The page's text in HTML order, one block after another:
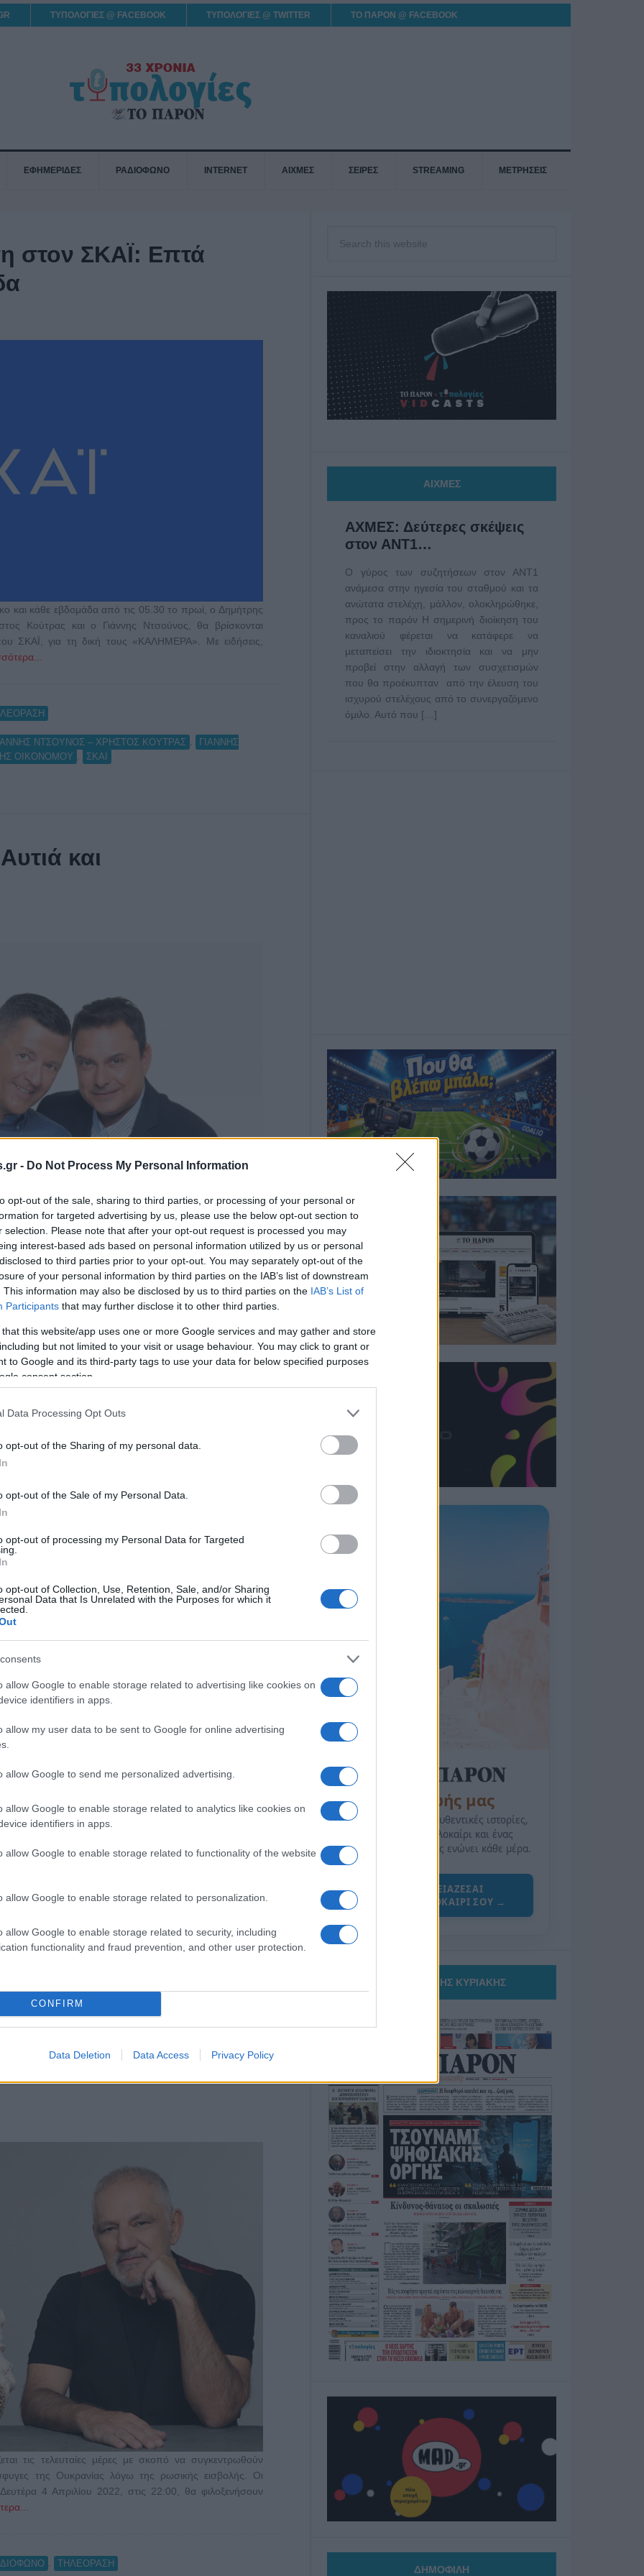
- Do Not Process My Personal Information
opt-out of the sale, sharing to third parties, or processing of your personal or
for targeted advertising by us, please use the below opt-out section to
selection. Please note that after your opt-out request is processed you may
interest-based ads based on personal information utilized by us or personal
to third parties prior to your opt-out. You may separately opt-out of the
of your personal information by third parties on the IAB’s list of downstream
This information may also be disclosed by us to third parties on the IAB’s List of
Participants that may further disclose it to other third parties.
that this website/app uses one or more Google services and may gather and store
but not limited to your visit or usage behaviour. You may click to grant or
to Google and its third-party tags to use your data for below specified purposes
consent section.
Data Processing Opt Outs
opt-out of the Sharing of my personal data.
opt-out of the Sale of my Personal Data.
opt-out of processing my Personal Data for Targeted
opt-out of Collection, Use, Retention, Sale, and/or Sharing
Data that Is Unrelated with the Purposes for which it
allow Google to enable storage related to advertising like cookies on
identifiers in apps.
allow my user data to be sent to Google for online advertising
allow Google to send me personalized advertising.
allow Google to enable storage related to analytics like cookies on
identifiers in apps.
allow Google to enable storage related to functionality of the website
allow Google to enable storage related to personalization.
allow Google to enable storage related to security, including
functionality and fraud prevention, and other user protection.
CONFIRM
Data Deletion Data Access Privacy Policy
ΤΥΠΟΛΟΓΙΕΣ @ FACEBOOK ΤΥΠΟΛΟΓΙΕΣ @ TWITTER ΤΟ ΠΑΡΟΝ @ FACEBOOK
ΕΦΗΜΕΡΙΔΕΣ ΡΑΔΙΟΦΩΝΟ INTERNET ΑΙΧΜΕΣ ΣΕΙΡΕΣ STREAMING ΜΕΤΡΗΣΕΙΣ
στον ΣΚΑΪ: Επτά
κάθε εβδομάδα από τις 05.30 το πρωί, ο Δημήτρης
Κούτρας και ο Γιάννης Ντσούνος, θα βρίσκονται
ΣΚΑΪ, για τη δική τους «ΚΑΛΗΜΕΡΑ». Με ειδήσεις,
ΝΤΣΟΥΝΟΣ – ΧΡΗΣΤΟΣ ΚΟΥΤΡΑΣ
ΓΙΑΝΝΗΣ
ΟΙΚΟΝΟΜΟΥ ΣΚΑΙ
και
διαφορά και τα Σαββατοκύριακα. Ο Γιώργος Αυτιάς με
ήταν για ένα ακόμα πρωινό εκείνος που επέλεξε
χθες Σάββατο 3/9 διατηρώντας τον στην κορυφή με
ΑΥΤΙΑΣ , ΓΙΩΡΓΟΣ ΔΗΜΗΤΡΙΑΔΗΣ
την Ουκρανία» από το
την ΕΡΤ με Δ.
τις τελευταίες μέρες με σκοπό να συγκεντρωθούν
της Ουκρανίας λόγω της ρωσικής εισβολής. Οι
4 Απριλίου 2022, στις 22:00, θα φιλοξενήσουν
ΤΗΛΕΟΡΑΣΗ
ΑΙΧΜΕΣ
ΑΧΜΕΣ: Δεύτερες σκέψεις
στον ΑΝΤ1…
Ο γύρος των συζητήσεων στον ΑΝΤ1
ανάμεσα στην ηγεσία του σταθμού και τα
ανώτατα στελέχη, μάλλον, ολοκληρώθηκε,
προς το παρόν Η σημερινή διοίκηση του
καναλιού φέρεται να κατάφερε να
μεταπείσει την ιδιοκτησία και να μην
προβεί στην αλλαγή των συσχετισμών
που θα προέκυπταν από την έλευση του
ισχυρού στελέχους από το συνεργαζόμενο
όμιλο. Αυτό που […]
της Ζωής μας
Οι άνθρωποι, οι αυθεντικές ιστορίες,
το ελληνικό καλοκαίρι και ένας
πολιτισμός που μας ενώνει κάθε μέρα.
ΟΣΑ ΧΡΕΙΑΖΕΣΑΙ
ΓΙΑ ΤΟ ΚΑΛΟΚΑΙΡΙ ΣΟΥ →
ΤΟ ΠΑΡΟΝ ΤΗΣ ΚΥΡΙΑΚΗΣ
ΔΗΜΟΦΙΛΗ